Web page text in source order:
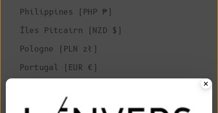
Philippines (PHP ₱)
Îles Pitcairn (NZD $)
Pologne (PLN zł)
Portugal (EUR €)
Réunion (EUR €)